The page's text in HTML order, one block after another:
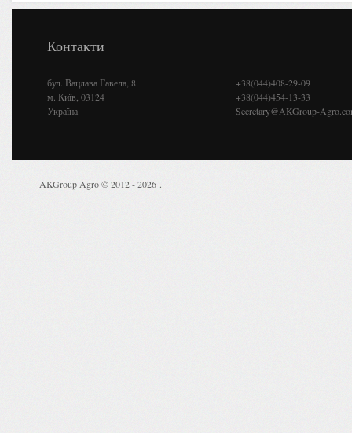
Контакти
бул. Вацлава Гавела, 8
м. Київ, 03124
Україна
+38(044)408-29-09
+38(044)454-13-33
Secretary@AKGroup-
AKGroup Agro © 2012 - 2026 .